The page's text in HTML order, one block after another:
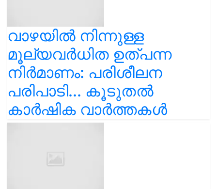
വാഴയിൽ നിന്നുള്ള
മൂല്യവർധിത ഉത്പന്ന
നിർമാണം: പരിശീലന
പരിപാടി... കൂടുതൽ
കാർഷിക വാർത്തകൾ